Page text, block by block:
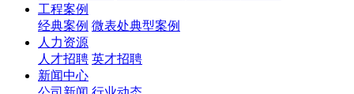
工程案例
经典案例 微表处典型案例
人力资源
人才招聘 英才招聘
新闻中心